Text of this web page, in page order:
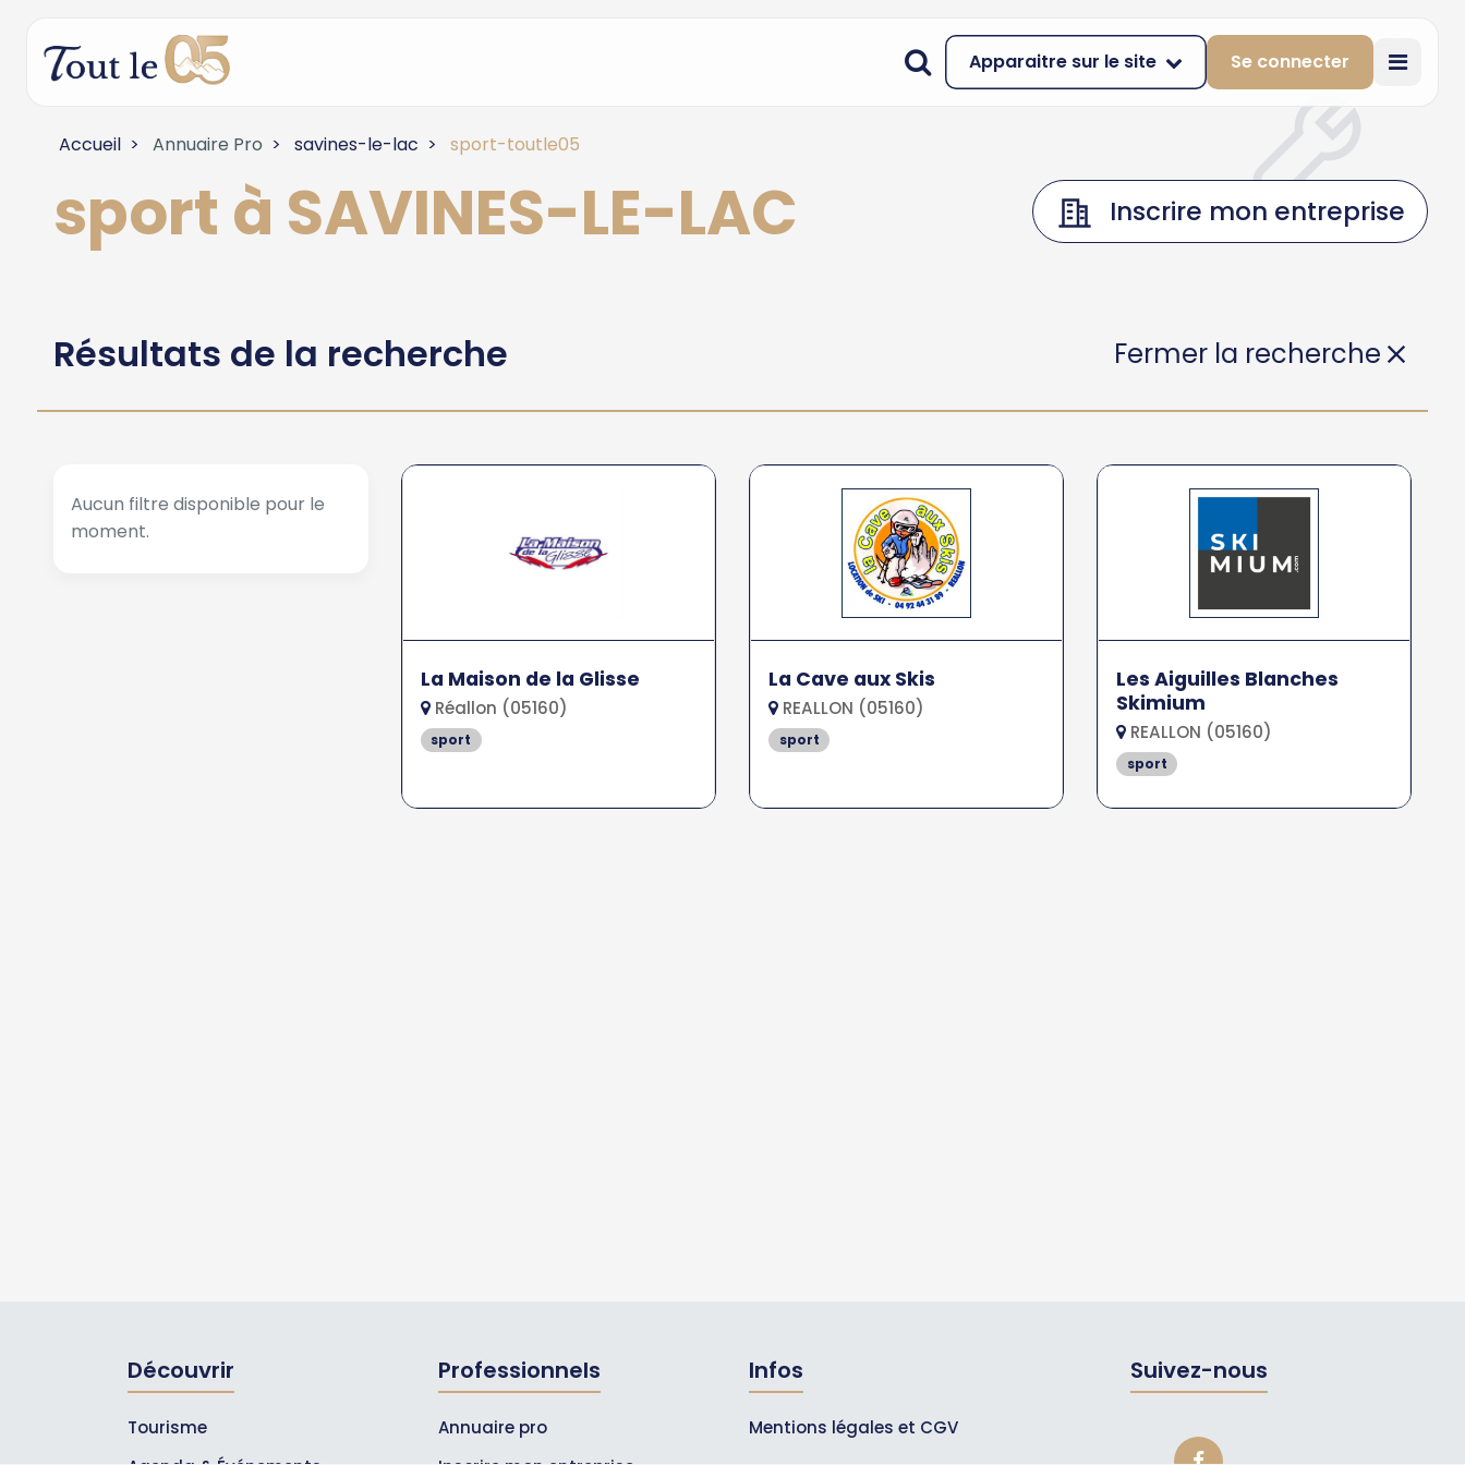
Apparaitre sur le site Se connecter
Accueil Annuaire Pro savines-le-lac sport-toutle05
sport à SAVINES-LE-LAC Inscrire mon entreprise
Résultats de la recherche Fermer la recherche
Aucun filtre disponible pour le
moment.
La Maison de la Glisse
Réallon (05160)
sport
La Cave aux Skis
REALLON (05160)
sport
Les Aiguilles Blanches
Skimium
REALLON (05160)
sport
Découvrir
Tourisme
Professionnels
Annuaire pro
Infos
Mentions légales et CGV
Suivez-nous